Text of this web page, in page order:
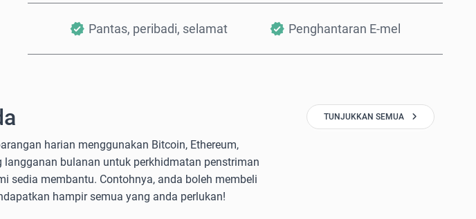
Pantas, peribadi, selamat Penghantaran E-mel
harian menggunakan Bitcoin, Ethereum,
bulanan untuk perkhidmatan penstriman
sedia membantu. Contohnya, anda boleh membeli
hampir semua yang anda perlukan!
TUNJUKKAN SEMUA